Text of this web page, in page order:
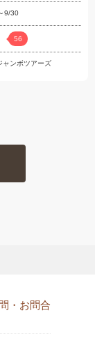
9/30
56
ャンボツアーズ
・お問合